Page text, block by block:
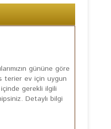
gününe göre
terier ev için uygun
gerekli ilgili
Detaylı bilgi